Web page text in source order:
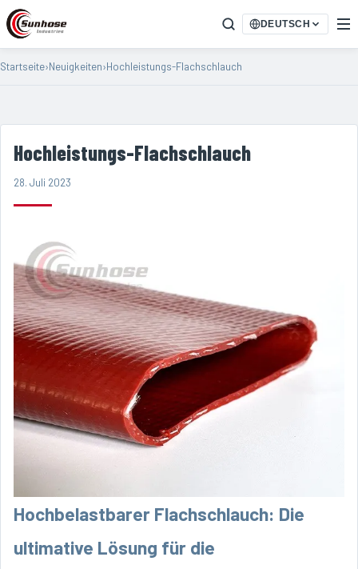
DEUTSCH
Startseite›Neuigkeiten›Hochleistungs-Flachschlauch
Hochleistungs-Flachschlauch
28. Juli 2023
Hochbelastbarer Flachschlauch: Die
ultimative Lösung für die